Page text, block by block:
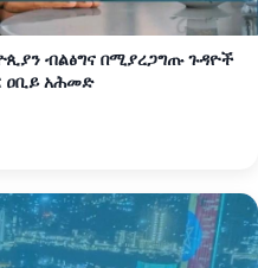
ብልፅግና በሚያረጋግጡ ጉዳዮች
ዐቢይ አሕመድ